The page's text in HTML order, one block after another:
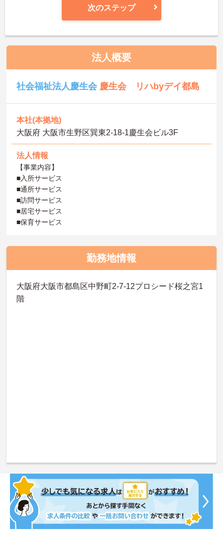
次のステップ
法人概要
社会福祉法人慶生会 慶生会 リハbyデイ都島
本社(本拠地)
大阪府 大阪市生野区巽東2-18-1慶生会ビル3F
法人情報
【事業内容】
■入所サービス
■通所サービス
■訪問サービス
■居宅サービス
■保育サービス
勤務地情報
大阪府大阪市都島区中野町2-7-12プロシード桜之宮1
階